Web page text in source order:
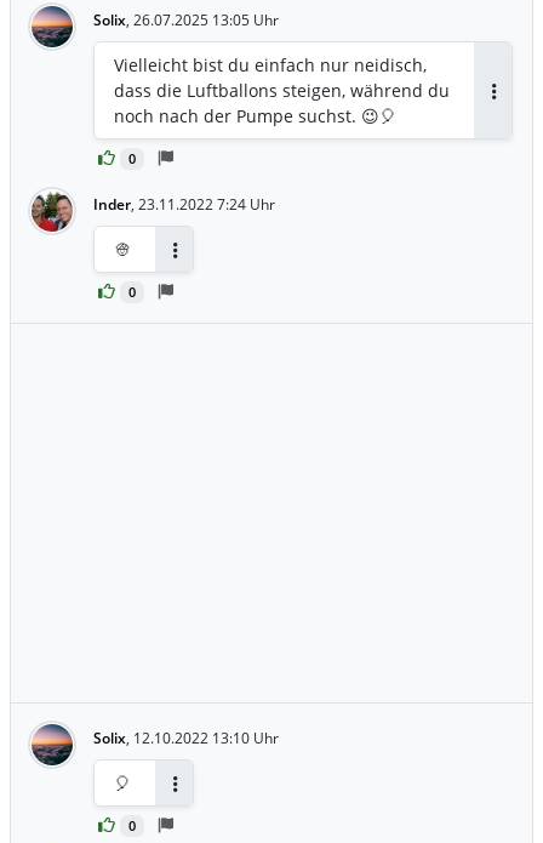
Solix, 26.07.2025 13:05 Uhr
0
Vielleicht bist du einfach nur neidisch,
dass die Luftballons steigen, während du
noch nach der Pumpe suchst. 😉🎈
Inder, 23.11.2022 7:24 Uhr
0
👳
Solix, 12.10.2022 13:10 Uhr
0
🎈